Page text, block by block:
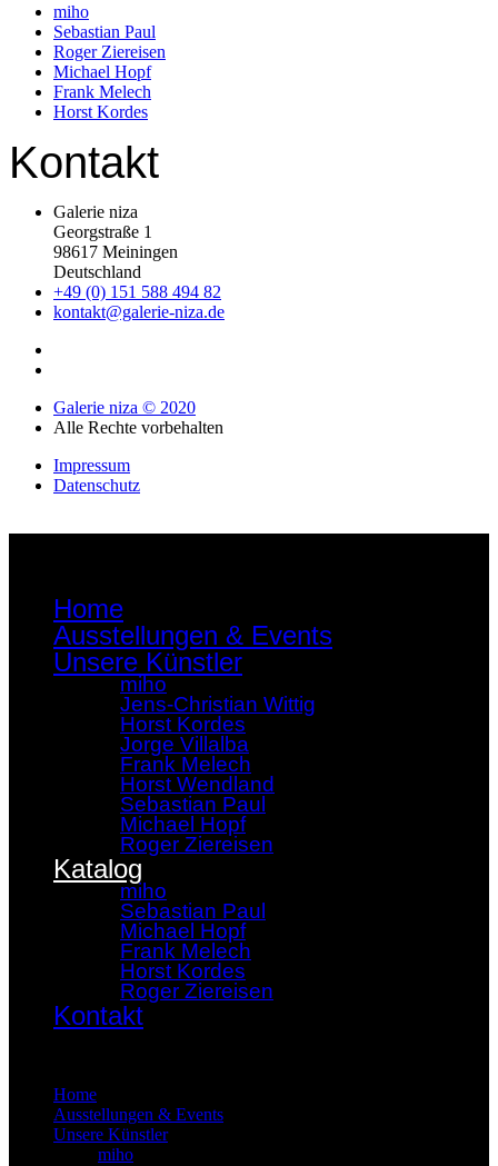
miho
Sebastian Paul
Roger Ziereisen
Michael Hopf
Frank Melech
Horst Kordes
Kontakt
Galerie niza
Georgstraße 1
98617 Meiningen
Deutschland
+49 (0) 151 588 494 82
kontakt@galerie-niza.de
Galerie niza © 2020
Alle Rechte vorbehalten
Impressum
Datenschutz
Home
Ausstellungen & Events
Unsere Künstler
miho
Jens-Christian Wittig
Horst Kordes
Jorge Villalba
Frank Melech
Horst Wendland
Sebastian Paul
Michael Hopf
Roger Ziereisen
Katalog
miho
Sebastian Paul
Michael Hopf
Frank Melech
Horst Kordes
Roger Ziereisen
Kontakt
Home
Ausstellungen & Events
Unsere Künstler
miho